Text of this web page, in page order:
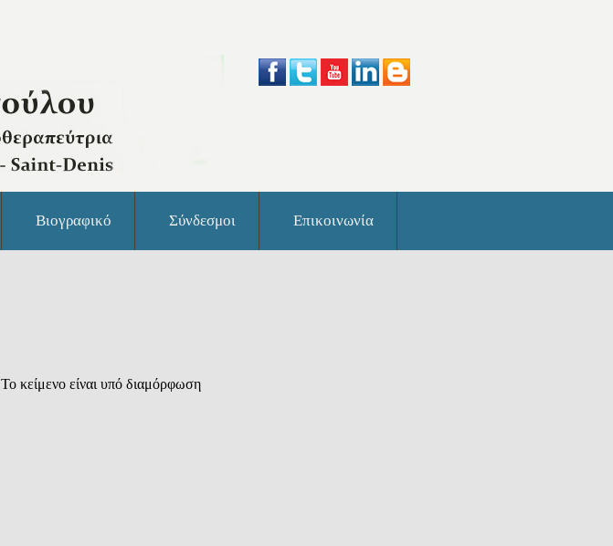
Βιογραφικό Σύνδεσμοι Επικοινωνία
Το κείμενο είναι υπό διαμόρφωση